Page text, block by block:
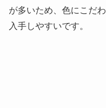
が多いため、色にこだ
入手しやすいです。